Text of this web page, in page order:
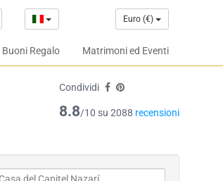
Euro (€)
Buoni Regalo Matrimoni ed Eventi
Condividi
8.8/10 su 2088 recensioni